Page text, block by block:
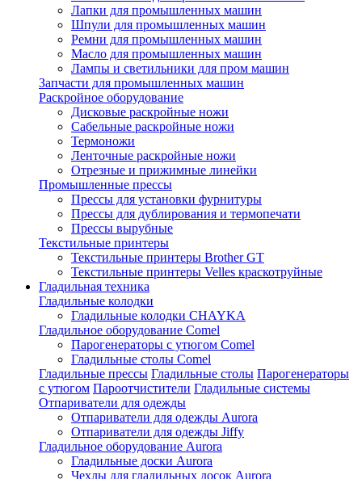
Лапки для промышленных машин
Шпули для промышленных машин
Ремни для промышленных машин
Масло для промышленных машин
Лампы и светильники для пром машин
Запчасти для промышленных машин
Раскройное оборудование
Дисковые раскройные ножи
Сабельные раскройные ножи
Термоножи
Ленточные раскройные ножи
Отрезные и прижимные линейки
Промышленные прессы
Прессы для установки фурнитуры
Прессы для дублирования и термопечати
Прессы вырубные
Текстильные принтеры
Текстильные принтеры Brother GT
Текстильные принтеры Velles краскотруйные
Гладильная техника
Гладильные колодки
Гладильные колодки CHAYKA
Гладильное оборудование Comel
Парогенераторы с утюгом Comel
Гладильные столы Comel
Гладильные прессы Гладильные столы Парогенераторы
с утюгом Пароотчистители Гладильные системы
Отпариватели для одежды
Отпариватели для одежды Aurora
Отпариватели для одежды Jiffy
Гладильное оборудование Aurora
Гладильные доски Aurora
Чехлы для гладильных досок Aurora